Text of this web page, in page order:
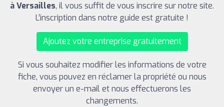
à Versailles, il vous suffit de vous inscrire sur notre site.
L’inscription dans notre guide est gratuite !
Ajoutez votre entreprise gratuitement
Si vous souhaitez modifier les informations de votre
fiche, vous pouvez en réclamer la propriété ou nous
envoyer un e-mail et nous effectuerons les
changements.